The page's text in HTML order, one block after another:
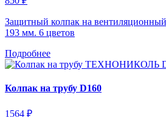
Защитный колпак на
193 мм. 6 цветов
Подробнее
Колпак на трубу D160
1564 ₽